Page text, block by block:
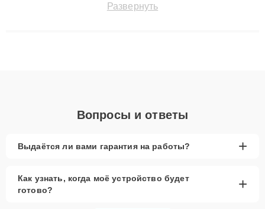
сохранением гарантии до 3 лет. Наши мастера решают
Развернуть
Вопросы и ответы
Выдаётся ли вами гарантия на работы? +
Как узнать, когда моё устройство будет
готово?
+